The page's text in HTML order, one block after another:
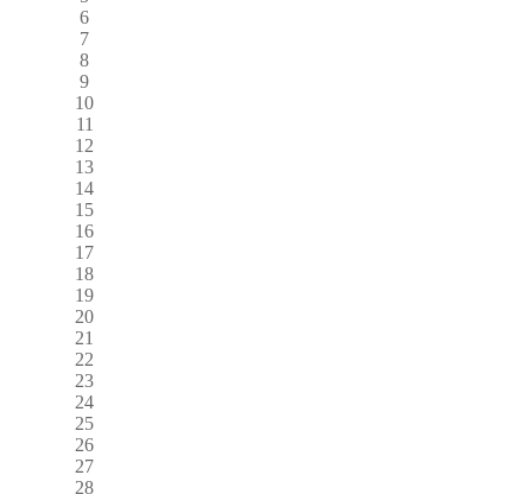
6
7
8
9
10
11
12
13
14
15
16
17
18
19
20
21
22
23
24
25
26
27
28